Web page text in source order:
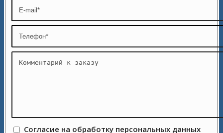
Согласие на обработку персональных данных